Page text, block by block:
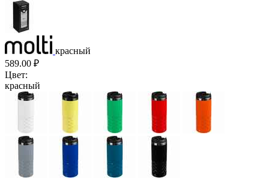
красный
589.00 ₽
Цвет:
красный